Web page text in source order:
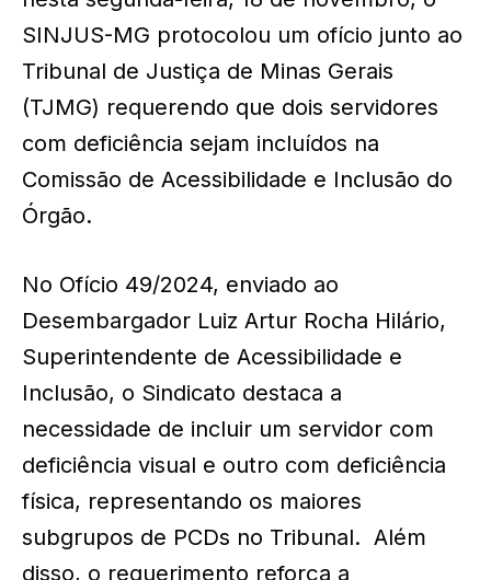
SINJUS-MG protocolou um ofício junto ao
Tribunal de Justiça de Minas Gerais
(TJMG) requerendo que dois servidores
com deficiência sejam incluídos na
Comissão de Acessibilidade e Inclusão do
Órgão.
No Ofício 49/2024, enviado ao
Desembargador Luiz Artur Rocha Hilário,
Superintendente de Acessibilidade e
Inclusão, o Sindicato destaca a
necessidade de incluir um servidor com
deficiência visual e outro com deficiência
física, representando os maiores
subgrupos de PCDs no Tribunal. Além
disso, o requerimento reforça a